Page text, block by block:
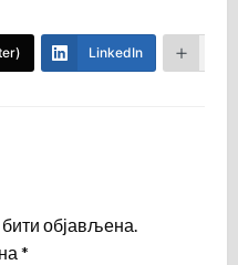
LinkedIn
објављена.
*